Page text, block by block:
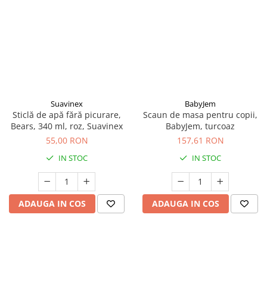
Suavinex
Sticlă de apă fără picurare,
Bears, 340 ml, roz, Suavinex
55,00 RON
IN STOC
ADAUGA IN COS
BabyJem
Scaun de masa pentru copii,
BabyJem, turcoaz
157,61 RON
IN STOC
ADAUGA IN COS